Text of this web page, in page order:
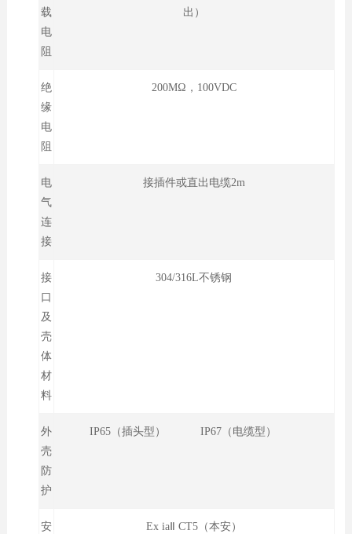
载
电
阻
出）
绝
缘
电
阻
200MΩ，100VDC
电
气
连
接
接插件或直出电缆2m
接
口
及
壳
体
材
料
304/316L不锈钢
外
壳
防
护
IP65（插头型） IP67（电缆型）
安
Ex iaⅡ CT5（本安）